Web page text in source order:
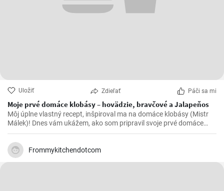
Uložiť Zdieľať Páči sa mi
Moje prvé domáce klobásy – hovädzie, bravčové a Jalapeňos
Môj úplne vlastný recept, inšpiroval ma na domáce klobásy (Mistr
Málek)! Dnes vám ukážem, ako som pripravil svoje prvé domáce
klobásy z hovädzieho a bravčového mäsa, Jalapeňos papričky
krájené kostičky.
Frommykitchendotcom